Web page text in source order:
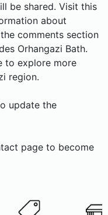
be shared. Visit this
about
comments section
Orhangazi Bath.
to explore more
region.
update the
page to become